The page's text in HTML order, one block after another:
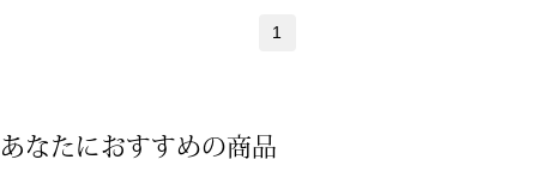
ランド
1
あなたにおすすめの商品